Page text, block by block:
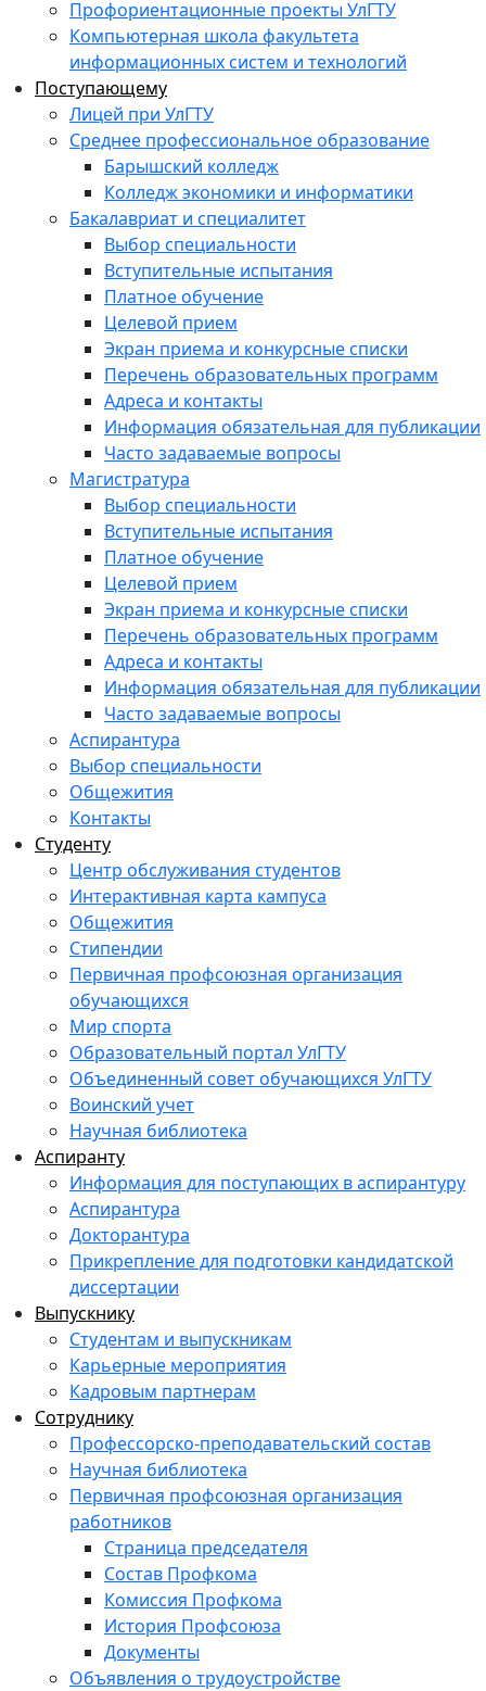
Профориентационные проекты УлГТУ
Компьютерная школа факультета
информационных систем и технологий
Поступающему
Лицей при УлГТУ
Среднее профессиональное образование
Барышский колледж
Колледж экономики и информатики
Бакалавриат и специалитет
Выбор специальности
Вступительные испытания
Платное обучение
Целевой прием
Экран приема и конкурсные списки
Перечень образовательных программ
Адреса и контакты
Информация обязательная для публикации
Часто задаваемые вопросы
Магистратура
Выбор специальности
Вступительные испытания
Платное обучение
Целевой прием
Экран приема и конкурсные списки
Перечень образовательных программ
Адреса и контакты
Информация обязательная для публикации
Часто задаваемые вопросы
Аспирантура
Выбор специальности
Общежития
Контакты
Студенту
Центр обслуживания студентов
Интерактивная карта кампуса
Общежития
Стипендии
Первичная профсоюзная организация
обучающихся
Мир спорта
Образовательный портал УлГТУ
Объединенный совет обучающихся УлГТУ
Воинский учет
Научная библиотека
Аспиранту
Информация для поступающих в аспирантуру
Аспирантура
Докторантура
Прикрепление для подготовки кандидатской
диссертации
Выпускнику
Студентам и выпускникам
Карьерные мероприятия
Кадровым партнерам
Сотруднику
Профессорско-преподавательский состав
Научная библиотека
Первичная профсоюзная организация
работников
Страница председателя
Состав Профкома
Комиссия Профкома
История Профсоюза
Документы
Объявления о трудоустройстве